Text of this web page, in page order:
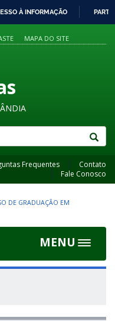
À INFORMAÇÃO
MAPA DO SITE
Frequentes
Contato
Fale Conosco
DE GRADUAÇÃO EM
MENU
Toggle